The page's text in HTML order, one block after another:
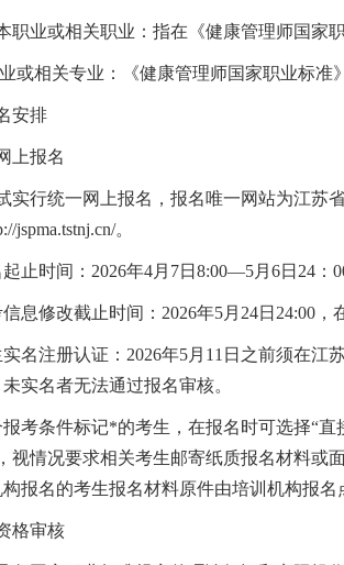
业或相关职业：指在《健康管理师国家
或相关专业：《健康管理师国家职业标准
安排
上报名
实行统一网上报名，报名唯一网站为江苏
jspma.tstnj.cn/。
止时间：2026年4月7日8:00—5月6日24：
息修改截止时间：2026年5月24日24:00
名注册认证：2026年5月11日之前须在江
实名者无法通过报名审核。
考条件标记*的考生，在报名时可选择“
视情况要求相关考生邮寄纸质报名材料或
报名的考生报名材料原件由培训机构报
格审核